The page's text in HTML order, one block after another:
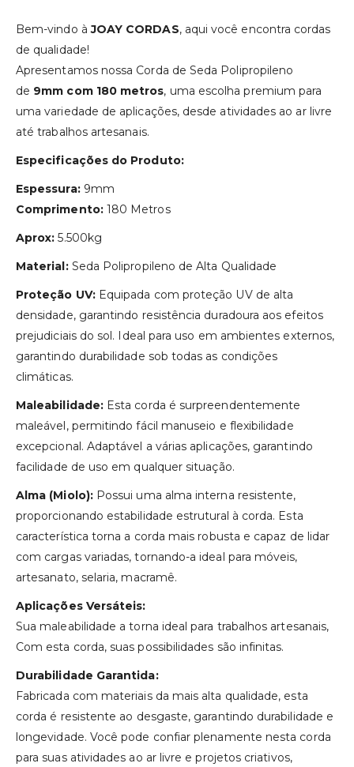
Bem-vindo àJOAY CORDAS, aqui você encontra cordas
de qualidade!
Apresentamos nossa Corda de Seda Polipropileno
de 9mm com 180 metros, uma escolha premium para
uma variedade de aplicações, desde atividades ao ar livre
até trabalhos artesanais.
Especificações do Produto:
Espessura:9mm
Comprimento:180 Metros
Aprox: 5.500kg
Material:Seda Polipropileno de Alta Qualidade
Proteção UV:Equipada com proteção UV de alta
densidade, garantindo resistência duradoura aos efeitos
prejudiciais do sol. Ideal para uso em ambientes externos,
garantindo durabilidade sob todas as condições
climáticas.
Maleabilidade:Esta corda é surpreendentemente
maleável, permitindo fácil manuseio e flexibilidade
excepcional. Adaptável a várias aplicações, garantindo
facilidade de uso em qualquer situação.
Alma (Miolo):Possui uma alma interna resistente,
proporcionando estabilidade estrutural à corda. Esta
característica torna a corda mais robusta e capaz de lidar
com cargas variadas, tornando-a ideal para móveis,
artesanato, selaria, macramê.
Aplicações Versáteis:
Sua maleabilidade a torna ideal para trabalhos artesanais,
Com esta corda, suas possibilidades são infinitas.
Durabilidade Garantida:
Fabricada com materiais da mais alta qualidade, esta
corda é resistente ao desgaste, garantindo durabilidade e
longevidade. Você pode confiar plenamente nesta corda
para suas atividades ao ar livre e projetos criativos,